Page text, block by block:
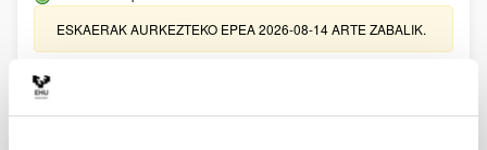
ESKAERAK AURKEZTEKO EPEA 2026-08-14 ARTE ZABALIK.
UPV/EHUn Azpiegitura Zientifikoa eta Funts Bibliografikoak
erosi eta berritzeko laguntzak 2026